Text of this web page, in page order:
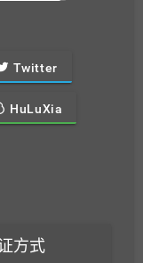
Twitter
HuLuXia
方式